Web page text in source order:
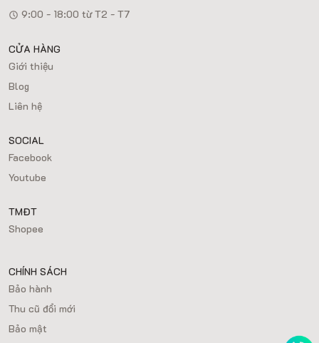
9:00 - 18:00 từ T2 - T7
CỬA HÀNG
Giới thiệu
Blog
Liên hệ
SOCIAL
Facebook
Youtube
TMĐT
Shopee
CHÍNH SÁCH
Bảo hành
Thu cũ đổi mới
Bảo mật